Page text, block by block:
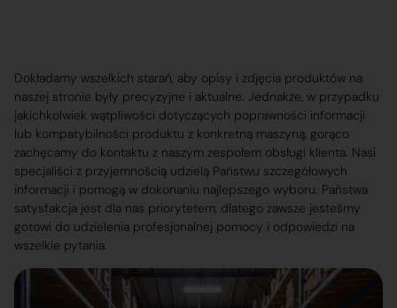
Dokładamy wszelkich starań, aby opisy i zdjęcia produktów na
naszej stronie były precyzyjne i aktualne. Jednakże, w przypadku
jakichkolwiek wątpliwości dotyczących poprawności informacji
lub kompatybilności produktu z konkretną maszyną, gorąco
zachęcamy do kontaktu z naszym zespołem obsługi klienta. Nasi
specjaliści z przyjemnością udzielą Państwu szczegółowych
informacji i pomogą w dokonaniu najlepszego wyboru. Państwa
satysfakcja jest dla nas priorytetem, dlatego zawsze jesteśmy
gotowi do udzielenia profesjonalnej pomocy i odpowiedzi na
wszelkie pytania.